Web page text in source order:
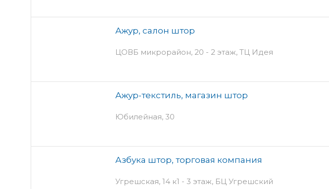
Ажур, салон штор
ЦОВБ микрорайон, 20 - 2 этаж, ТЦ Идея
Ажур-текстиль, магазин штор
Юбилейная, 30
Азбука штор, торговая компания
Угрешская, 14 к1 - 3 этаж, БЦ Угрешский